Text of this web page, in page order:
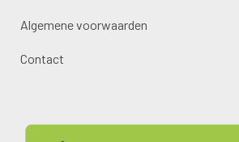
Algemene voorwaarden
Contact